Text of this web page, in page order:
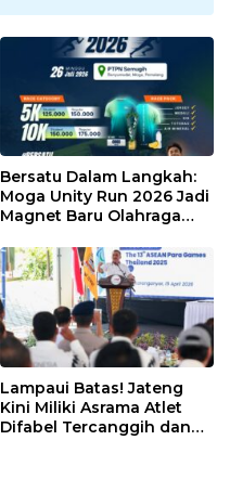
Bersatu Dalam Langkah:
Moga Unity Run 2026 Jadi
Magnet Baru Olahraga
Lampaui Batas! Jateng
Kini Miliki Asrama Atlet
Difabel Tercanggih dan